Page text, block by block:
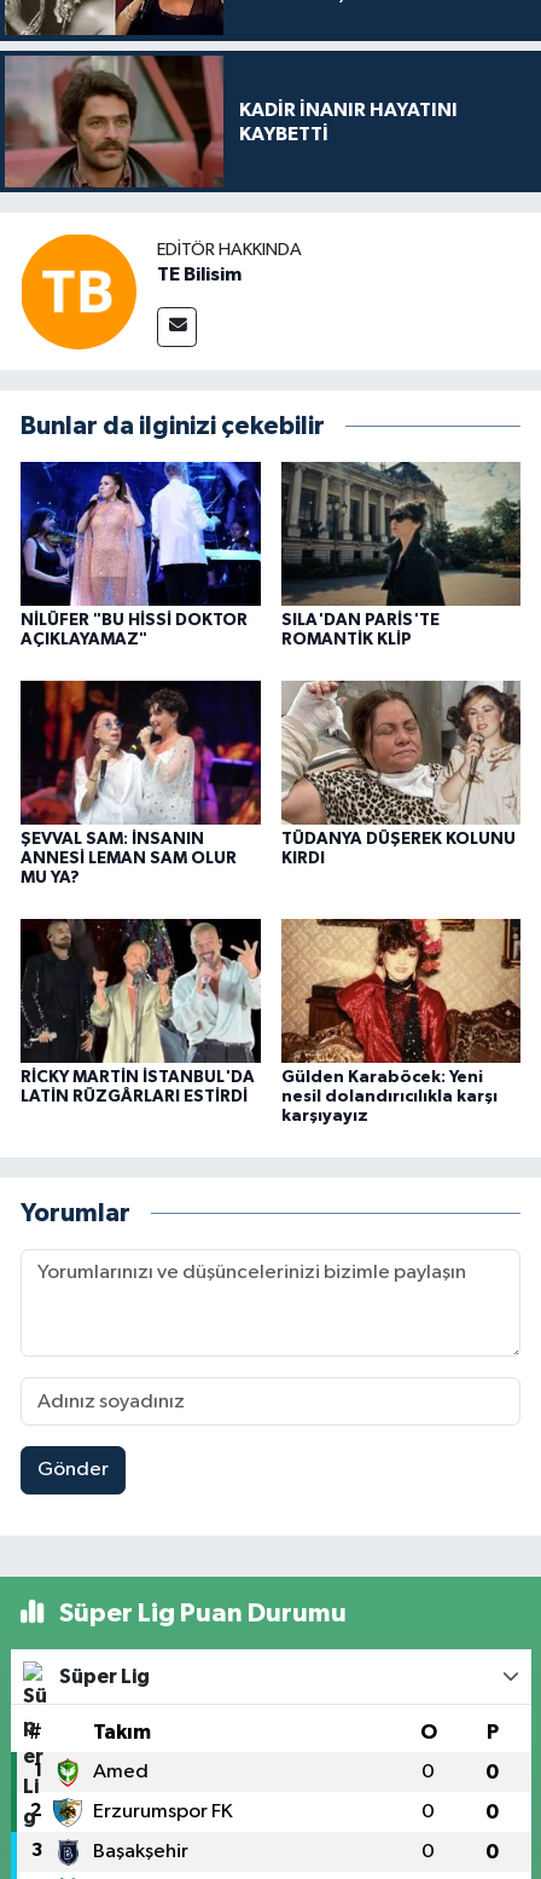
KADİR İNANIR HAYATINI
KAYBETTİ
EDITÖR HAKKINDA
TE Bilisim
Bunlar da ilginizi çekebilir
NİLÜFER "BU HİSSİ DOKTOR
AÇIKLAYAMAZ"
SILA'DAN PARİS'TE
ROMANTİK KLİP
ŞEVVAL SAM: İNSANIN
ANNESİ LEMAN SAM OLUR
MU YA?
TÜDANYA DÜŞEREK KOLUNU
KIRDI
RİCKY MARTİN İSTANBUL'DA
LATİN RÜZGÂRLARI ESTİRDİ
Gülden Karaböcek: Yeni
nesil dolandırıcılıkla karşı
karşıyayız
Yorumlar
Gönder
Süper Lig Puan Durumu
Süper Lig
# Takım O P
1 Amed 0 0
2 Erzurumspor FK 0 0
3 Başakşehir 0 0